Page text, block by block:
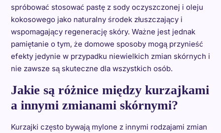
spróbować stosować pastę z sody oczyszczonej i oleju
kokosowego jako naturalny środek złuszczający i
wspomagający regenerację skóry. Ważne jest jednak
pamiętanie o tym, że domowe sposoby mogą przynieść
efekty jedynie w przypadku niewielkich zmian skórnych i
nie zawsze są skuteczne dla wszystkich osób.
Jakie są różnice między kurzajkami
a innymi zmianami skórnymi?
Kurzajki często bywają mylone z innymi rodzajami zmian